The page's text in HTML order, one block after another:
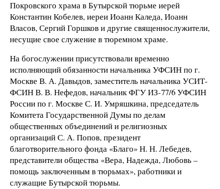
Покровского храма в Бутырской тюрьме иерей
Константин Кобелев, иереи Иоанн Каледа, Иоанн
Власов, Сергий Горшков и другие священнослужители,
несущие свое служение в тюремном храме.
На богослужении присутствовали временно
исполняющий обязанности начальника УФСИН по г.
Москве В. А. Давыдов, заместитель начальника УСИТ-
ФСИН В. В. Нефедов, начальник ФГУ ИЗ-77/6 УФСИН
России по г. Москве С. И. Умряшкина, председатель
Комитета Государственной Думы по делам
общественных объединений и религиозных
организаций С. А. Попов, президент
благотворительного фонда «Благо» Н. Н. Лебедев,
представители общества «Вера, Надежда, Любовь –
помощь заключенным в тюрьмах», работники и
служащие Бутырской тюрьмы.